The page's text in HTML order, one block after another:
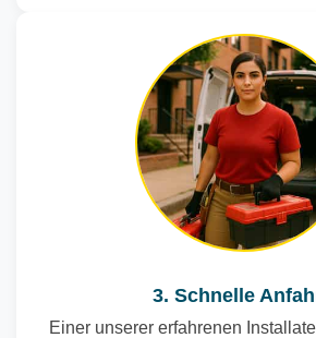
3. Schnelle
Einer unserer erfahrenen